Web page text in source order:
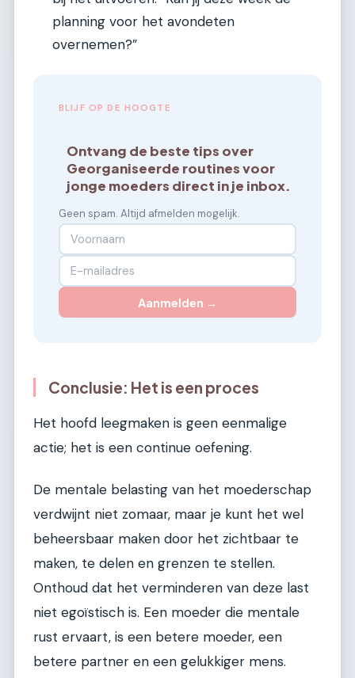
planning voor het avondeten
overnemen?”
BLIJF OP DE HOOGTE
Ontvang de beste tips over
Georganiseerde routines voor
jonge moeders direct in je inbox.
Geen spam. Altijd afmelden mogelijk.
Aanmelden →
Conclusie: Het is een proces
Het hoofd leegmaken is geen eenmalige
actie; het is een continue oefening.
De mentale belasting van het moederschap
verdwijnt niet zomaar, maar je kunt het wel
beheersbaar maken door het zichtbaar te
maken, te delen en grenzen te stellen.
Onthoud dat het verminderen van deze last
niet egoïstisch is. Een moeder die mentale
rust ervaart, is een betere moeder, een
betere partner en een gelukkiger mens.